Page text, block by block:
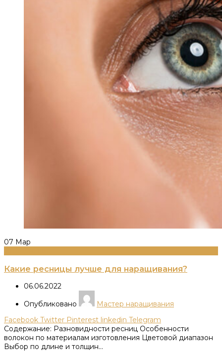
07 Мар
Какие ресницы лучше для наращивания?
06.06.2022
Опубликовано
Мастер наращивания
Facebook Twitter Pinterest linkedin Telegram
Содержание: Разновидности ресниц Особенности
волокон по материалам изготовления Цветовой диапазон
Выбор по длине и толщин...